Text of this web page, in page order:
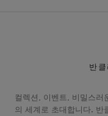
반
컬렉션, 이벤트, 비밀스러
의 세계로 초대합니다. 반